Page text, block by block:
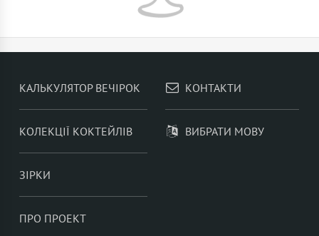
КАЛЬКУЛЯТОР ВЕЧІРОК
КОЛЕКЦІЇ КОКТЕЙЛІВ
ЗІРКИ
ПРО ПРОЕКТ
КОНТАКТИ
ВИБРАТИ МОВУ